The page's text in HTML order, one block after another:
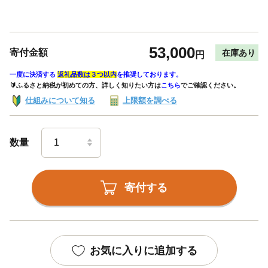
寄付金額 53,000円 在庫あり
一度に決済する 返礼品数は３つ以内を推奨しております。
🔰ふるさと納税が初めての方、詳しく知りたい方はこちらでご確認ください。
仕組みについて知る 上限額を調べる
数量
寄付する
お気に入りに追加する